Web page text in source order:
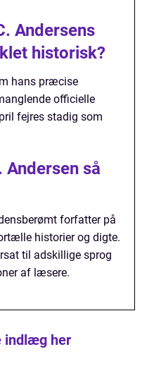
Andersens
historisk?
hans præcise
officielle
fejres stadig som
Andersen så
forfatter på
historier og digte.
til adskillige sprog
af læsere.
indlæg her